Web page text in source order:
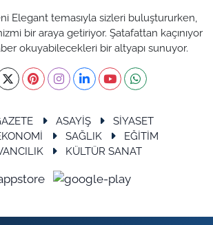
Elegant temasıyla sizleri buluştururken,
bir araya getiriyor. Şatafattan kaçınıyor
okuyabilecekleri bir altyapı sunuyor.
ASAYİŞ
SİYASET
SAĞLIK
EĞİTİM
KÜLTÜR SANAT